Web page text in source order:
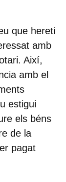
que hereti
amb
Així,
amb el
estigui
els béns
de la
pagat